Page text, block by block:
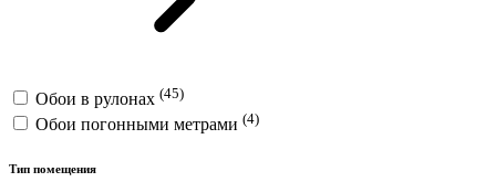
Обои в рулонах (45)
Обои погонными метрами (4)
Тип помещения